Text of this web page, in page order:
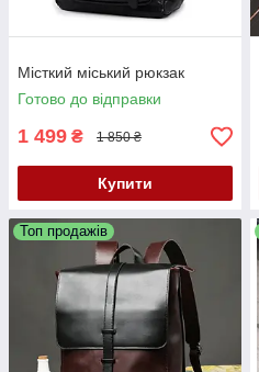
Місткий міський рюкзак
Готово до відправки
1 499 ₴ 1 850 ₴
Купити
Топ продажів